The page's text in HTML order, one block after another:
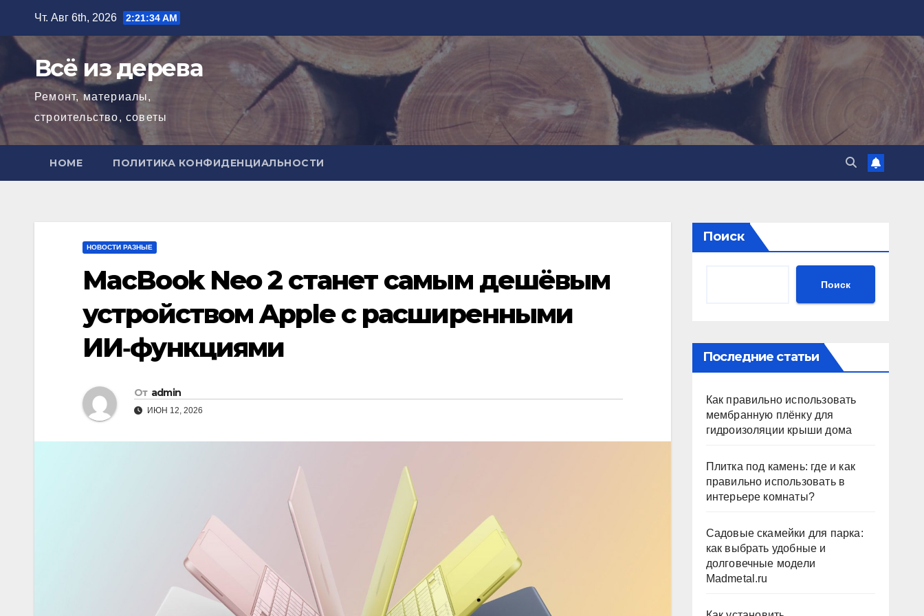
содержимому
Чт. Авг 6th, 2026 2:21:35 AM
Всё из дерева
Ремонт, материалы,
строительство, советы
HOME ПОЛИТИКА КОНФИДЕНЦИАЛЬНОСТИ
НОВОСТИ РАЗНЫЕ
MacBook Neo 2 станет самым дешёвым
устройством Apple с расширенными
ИИ‑функциями
От admin
ИЮН 12, 2026
Поиск
Поиск
Последние статьи
Как правильно использовать
мембранную плёнку для
гидроизоляции крыши дома
Плитка под камень: где и как
правильно использовать в
интерьере комнаты?
Садовые скамейки для парка:
как выбрать удобные и
долговечные модели
Madmetal.ru